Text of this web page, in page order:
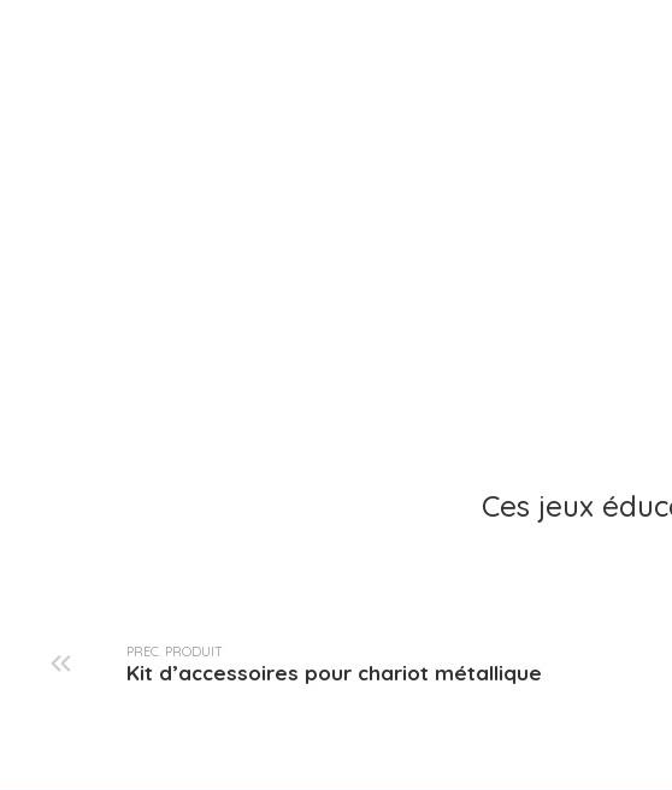
Ces jeux
PREC. PRODUIT
Kit d’accessoires pour chariot métallique